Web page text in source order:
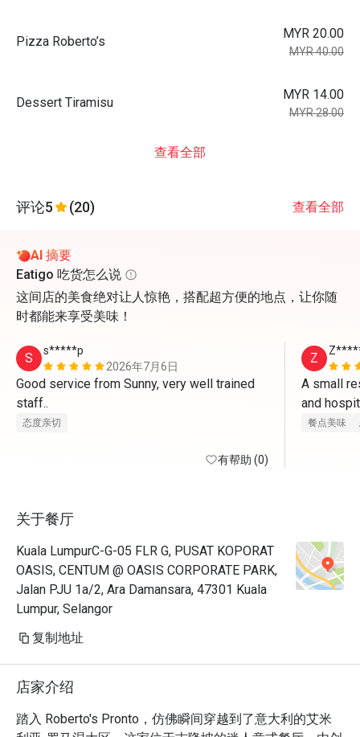
Pizza Roberto’s
MYR 20.00
MYR 40.00
Dessert Tiramisu
MYR 14.00
MYR 28.00
查看全部
评论5 (20) 查看全部
AI 摘要
Eatigo 吃货怎么说
这间店的美食绝对让人惊艳，搭配超方便的地点，让你随
时都能来享受美味！
S
s*****p
2026年7月6日
Good service from Sunny, very well trained
staff..
态度亲切
有帮助 (0)
Z
A small
餐点美味
关于餐厅
Kuala LumpurC-G-05 FLR G, PUSAT KOPORAT
OASIS, CENTUM @ OASIS CORPORATE PARK,
Jalan PJU 1a/2, Ara Damansara, 47301 Kuala
Lumpur, Selangor
复制地址
店家介绍
踏入 Roberto's Pronto，仿佛瞬间穿越到了意大利的艾米